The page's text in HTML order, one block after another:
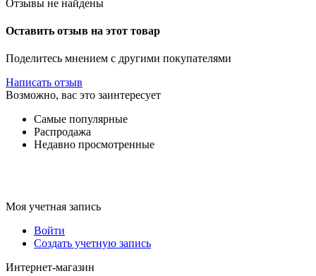
Отзывы не найдены
Оставить отзыв на этот товар
Поделитесь мнением с другими покупателями
Написать отзыв
Возможно, вас это заинтересует
Самые популярные
Распродажа
Недавно просмотренные
Моя учетная запись
Войти
Создать учетную запись
Интернет-магазин